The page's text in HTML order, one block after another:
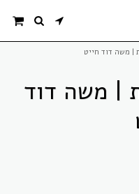
| משה דוד חייט
| משה דוד